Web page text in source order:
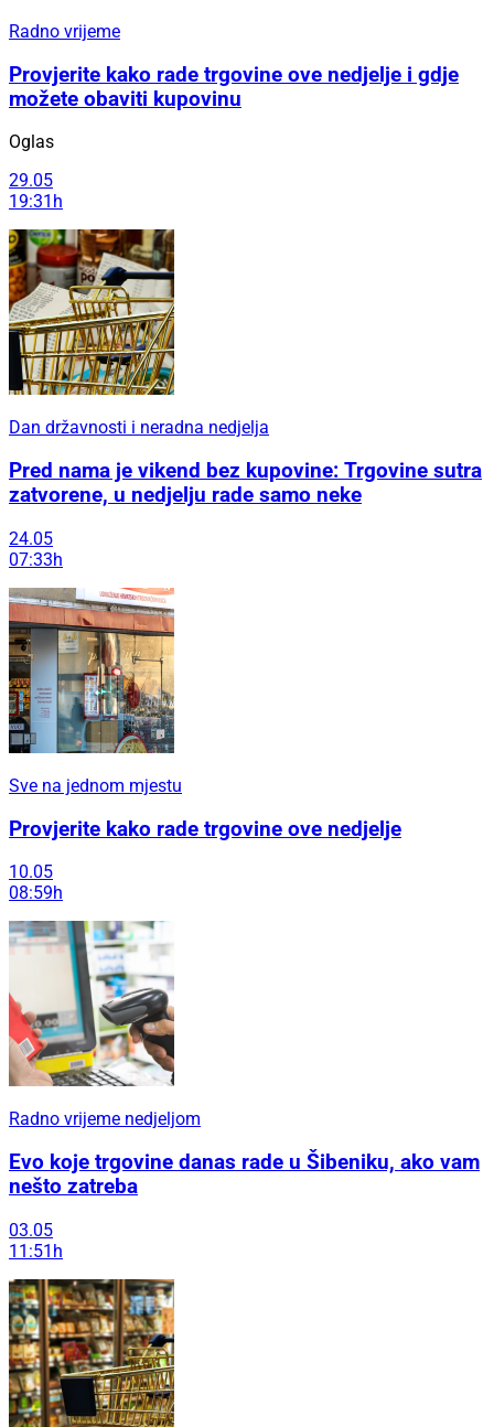
Radno vrijeme
Provjerite kako rade trgovine ove nedjelje i gdje
možete obaviti kupovinu
Oglas
29.05
19:31h
Dan državnosti i neradna nedjelja
Pred nama je vikend bez kupovine: Trgovine sutra
zatvorene, u nedjelju rade samo neke
24.05
07:33h
Sve na jednom mjestu
Provjerite kako rade trgovine ove nedjelje
10.05
08:59h
Radno vrijeme nedjeljom
Evo koje trgovine danas rade u Šibeniku, ako vam
nešto zatreba
03.05
11:51h